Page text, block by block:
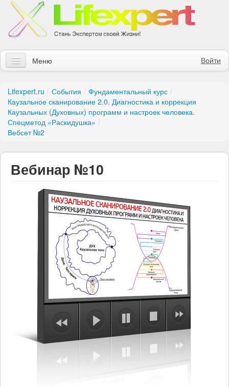
Войти
Меню
Инструменты
Обучение
Правила получения заказов
Магазин
Искать
Lifexpert.ru / События / Фундаментальный курс /
Каузальное сканирование 2.0. Диагностика и коррекция
Каузальных (Духовных) программ и настроек человека.
Спецметод «Раскидушка» /
Вебсет №2
Вебинар №10